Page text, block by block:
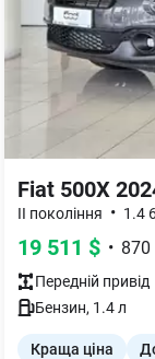
Fiat 500X
II покоління • 1.4
19 511 $ • 870
Передній привід
Бензин, 1.4л
Краща ціна